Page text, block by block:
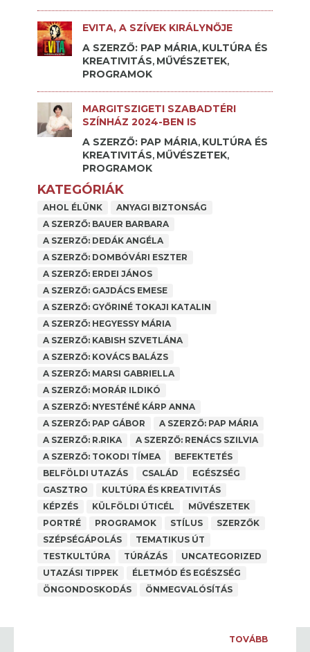
EVITA, A SZÍVEK KIRÁLYNŐJE
A SZERZŐ: PAP MÁRIA, KULTÚRA ÉS
KREATIVITÁS, MŰVÉSZETEK,
PROGRAMOK
MARGITSZIGETI SZABADTÉRI
SZÍNHÁZ 2024-BEN IS
A SZERZŐ: PAP MÁRIA, KULTÚRA ÉS
KREATIVITÁS, MŰVÉSZETEK,
PROGRAMOK
KATEGÓRIÁK
AHOL ÉLÜNK
ANYAGI BIZTONSÁG
A SZERZŐ: BAUER BARBARA
A SZERZŐ: DEDÁK ANGÉLA
A SZERZŐ: DOMBÓVÁRI ESZTER
A SZERZŐ: ERDEI JÁNOS
A SZERZŐ: GAJDÁCS EMESE
A SZERZŐ: GYŐRINÉ TOKAJI KATALIN
A SZERZŐ: HEGYESSY MÁRIA
A SZERZŐ: KABISH SZVETLÁNA
A SZERZŐ: KOVÁCS BALÁZS
A SZERZŐ: MARSI GABRIELLA
A SZERZŐ: MORÁR ILDIKÓ
A SZERZŐ: NYESTÉNÉ KÁRP ANNA
A SZERZŐ: PAP GÁBOR
A SZERZŐ: PAP MÁRIA
A SZERZŐ: R.RIKA
A SZERZŐ: RENÁCS SZILVIA
A SZERZŐ: TOKODI TÍMEA
BEFEKTETÉS
BELFÖLDI UTAZÁS
CSALÁD
EGÉSZSÉG
GASZTRO
KULTÚRA ÉS KREATIVITÁS
KÉPZÉS
KÜLFÖLDI ÚTICÉL
MŰVÉSZETEK
PORTRÉ
PROGRAMOK STÍLUS
SZERZŐK
SZÉPSÉGÁPOLÁS
TEMATIKUS ÚT
TESTKULTÚRA
TÚRÁZÁS
UNCATEGORIZED
UTAZÁSI TIPPEK
ÉLETMÓD ÉS EGÉSZSÉG
ÖNGONDOSKODÁS
ÖNMEGVALÓSÍTÁS
NEA PÁLYÁZAT 2025
Facebook Comments Box
TOVÁBB